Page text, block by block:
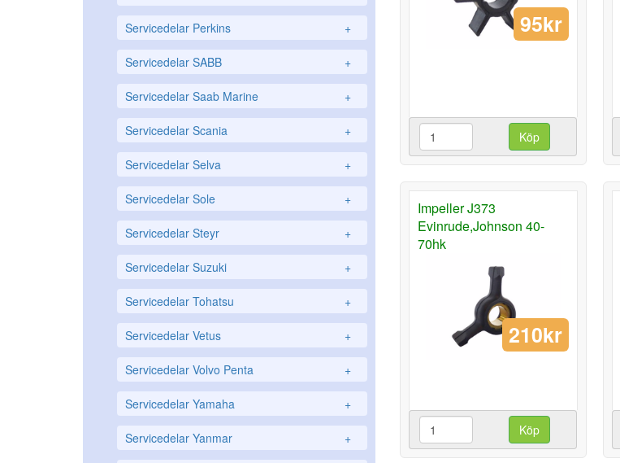
Servicedelar Perkins +
Servicedelar SABB +
Servicedelar Saab Marine +
Servicedelar Scania +
Servicedelar Selva +
Servicedelar Sole +
Servicedelar Steyr +
Servicedelar Suzuki +
Servicedelar Tohatsu +
Servicedelar Vetus +
Servicedelar Volvo Penta +
Servicedelar Yamaha +
Servicedelar Yanmar +
95kr
Köp
Impeller J373
Evinrude,Johnson 40-
70hk
210kr
Köp